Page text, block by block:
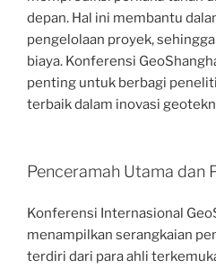
depan. Hal ini membantu
pengelolaan proyek,
biaya. Konferensi
penting untuk berbagi
terbaik dalam inovasi
Penceramah Utama dan
Konferensi Internasional
menampilkan serangkaian
terdiri dari para ahli